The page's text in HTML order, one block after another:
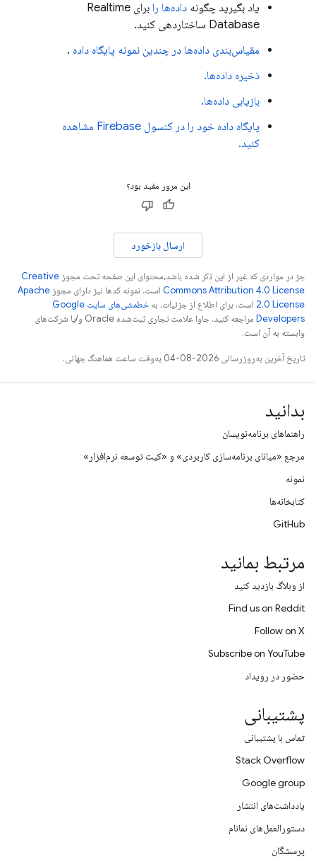
یاد بگیرید چگونه داده‌ها را برای Realtime
Database ساختاردهی کنید.
مقیاس‌بندی داده‌ها در چندین نمونه پایگاه داده .
ذخیره داده‌ها.
بازیابی داده‌ها.
پایگاه داده خود را در کنسول Firebase مشاهده
کنید.
این مرور مفید بود؟
ارسال بازخورد
جز در مواردی که غیر از این ذکر شده باشد،‌محتوای این صفحه تحت مجوز Creative
Commons Attribution 4.0 License است. نمونه کدها نیز دارای مجوز Apache
2.0 License است. برای اطلاع از جزئیات، به
خطمشی‌های سایت Google
Developers‏
مراجعه کنید. جاوا علامت تجاری ثبت‌شده Oracle و/یا شرکت‌های
وابسته به آن است.
تاریخ آخرین به‌روزرسانی 2026-08-04 به‌وقت ساعت هماهنگ جهانی.
بدانید
راهنماهای برنامه‌نویسان
مرجع «میانای برنامه‌سازی کاربردی» و «کیت توسعه نرم‌افزار»
نمونه
کتابخانه‌ها
GitHub
مرتبط بمانید
از وبلاگ بازدید کنید
Find us on Reddit
Follow on X
Subscribe on YouTube
حضور در رویداد
پشتیبانی
تماس با پشتیبانی
Stack Overflow
Google group
یادداشت‌های انتشار
دستورالعمل‌های نمانام
پرسشگان